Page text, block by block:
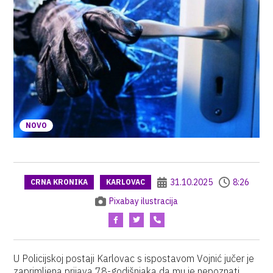
NOVO
CRNA KRONIKA KARLOVAC 31.10.2025
8:26
Pixabay ilustracija
U Policijskoj postaji Karlovac s ispostavom Vojnić jučer je